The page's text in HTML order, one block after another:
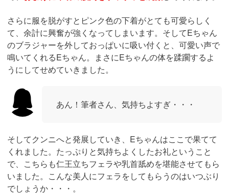
人でシャワーから浴びていって、お互いの体を洗っていき
ました。
筆者さんの体たくましい、かっこいい♡
最近筆者は体を鍛えていたのでその点を褒めてくれると、
一気に嬉しくなってしまいましたね。ルックスだけでなく
魔女のような女性ですね！
そしてお互いの体をふきふきしてからシャワーを出て行き
ました。先にベッドでまっていると、思わず初セックスの
ようにドキドキしている筆者がいることに気づきました。